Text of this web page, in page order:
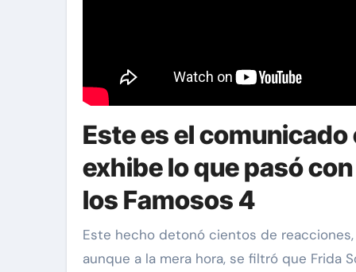
Este es el
exhibe lo que pasó
los Famosos 4
Este hecho detonó cientos de
aunque a la mera hora, se filtró que Frida